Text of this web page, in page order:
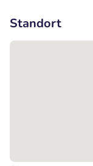
Standort